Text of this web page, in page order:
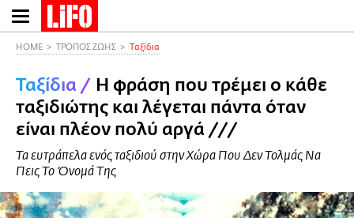
Παράκαμψη
προς
περιεχόμενο
HOME ΤΡΟΠΟΣ ΖΩΗΣ Ταξίδια
Ταξίδια / Η φράση που τρέμει ο κάθε
ταξιδιώτης και λέγεται πάντα όταν
είναι πλέον πολύ αργά ///
Τα ευτράπελα ενός ταξιδιού στην Χώρα Που Δεν Τολμάς Να
Πεις Το Όνομά Της